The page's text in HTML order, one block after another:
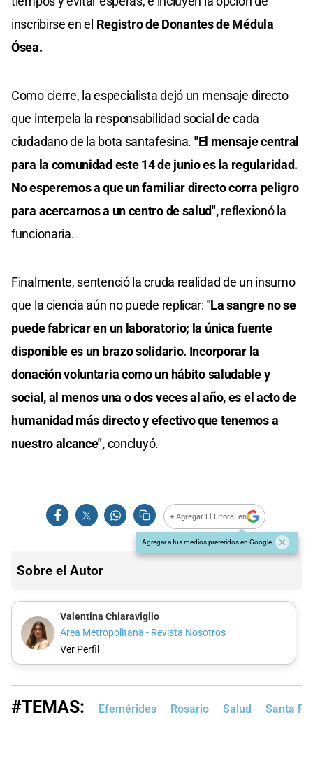
inscribirse en el Registro de Donantes de Médula
Ósea.
Como cierre, la especialista dejó un mensaje directo
que interpela la responsabilidad social de cada
ciudadano de la bota santafesina. "El mensaje central
para la comunidad este 14 de junio es la regularidad.
No esperemos a que un familiar directo corra peligro
para acercarnos a un centro de salud",reflexionó la
funcionaria.
Finalmente, sentenció la cruda realidad de un insumo
que la ciencia aún no puede replicar: "La sangre no se
puede fabricar en un laboratorio; la única fuente
disponible es un brazo solidario. Incorporar la
donación voluntaria como un hábito saludable y
social, al menos una o dos veces al año, es el acto de
humanidad más directo y efectivo que tenemos a
nuestro alcance",concluyó.
+ Agregar El Litoral en
Agregar a tus medios preferidos en Google
Sobre el Autor
Valentina Chiaraviglio
Área Metropolitana - Revista Nosotros
Ver Perfil
#TEMAS: Efemérides Rosario Salud Santa Fe